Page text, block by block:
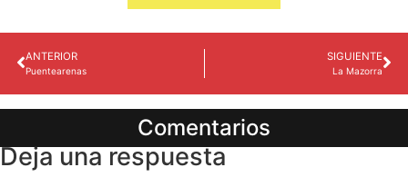
ANTERIOR
Puentearenas
SIGUIENTE
La Mazorra
Comentarios
Deja una respuesta